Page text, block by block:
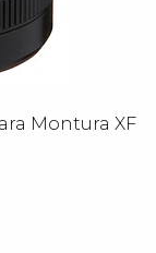
Montura XF